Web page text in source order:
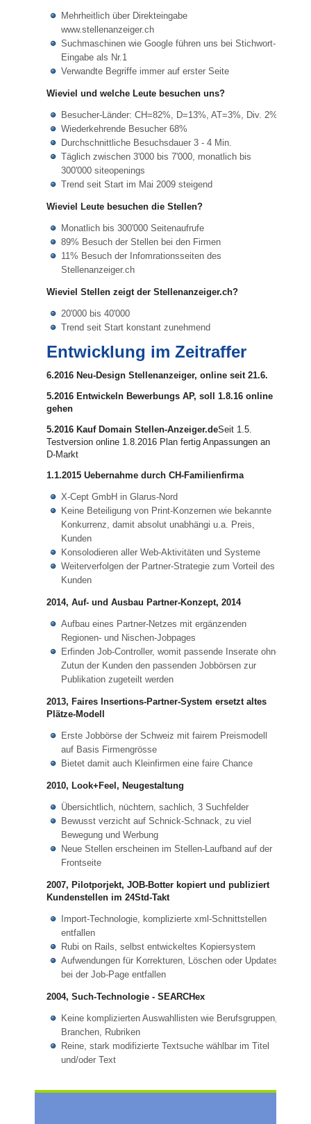
Mehrheitlich über Direkteingabe
www.stellenanzeiger.ch
Suchmaschinen wie Google führen uns bei Stichwort-
Eingabe als Nr.1
Verwandte Begriffe immer auf erster Seite
Wieviel und welche Leute besuchen uns?
Besucher-Länder: CH=82%, D=13%, AT=3%, Div. 2%
Wiederkehrende Besucher 68%
Durchschnittliche Besuchsdauer 3 - 4 Min.
Täglich zwischen 3'000 bis 7'000, monatlich bis
300'000 siteopenings
Trend seit Start im Mai 2009 steigend
Wieviel Leute besuchen die Stellen?
Monatlich bis 300'000 Seitenaufrufe
89% Besuch der Stellen bei den Firmen
11% Besuch der Infomrationsseiten des
Stellenanzeiger.ch
Wieviel Stellen zeigt der Stellenanzeiger.ch?
20'000 bis 40'000
Trend seit Start konstant zunehmend
Entwicklung im Zeitraffer
6.2016 Neu-Design Stellenanzeiger, online seit 21.6.
5.2016 Entwickeln Bewerbungs AP, soll 1.8.16 online
gehen
5.2016 Kauf Domain Stellen-Anzeiger.deSeit 1.5.
Testversion online 1.8.2016 Plan fertig Anpassungen an
D-Markt
1.1.2015 Uebernahme durch CH-Familienfirma
X-Cept GmbH in Glarus-Nord
Keine Beteiligung von Print-Konzernen wie bekannte
Konkurrenz, damit absolut unabhängi u.a. Preis,
Kunden
Konsolodieren aller Web-Aktivitäten und Systeme
Weiterverfolgen der Partner-Strategie zum Vorteil des
Kunden
2014, Auf- und Ausbau Partner-Konzept, 2014
Aufbau eines Partner-Netzes mit ergänzenden
Regionen- und Nischen-Jobpages
Erfinden Job-Controller, womit passende Inserate ohne
Zutun der Kunden den passenden Jobbörsen zur
Publikation zugeteilt werden
2013, Faires Insertions-Partner-System ersetzt altes
Plätze-Modell
Erste Jobbörse der Schweiz mit fairem Preismodell
auf Basis Firmengrösse
Bietet damit auch Kleinfirmen eine faire Chance
2010, Look+Feel, Neugestaltung
Übersichtlich, nüchtern, sachlich, 3 Suchfelder
Bewusst verzicht auf Schnick-Schnack, zu viel
Bewegung und Werbung
Neue Stellen erscheinen im Stellen-Laufband auf der
Frontseite
2007, Pilotporjekt, JOB-Botter kopiert und publiziert
Kundenstellen im 24Std-Takt
Import-Technologie, komplizierte xml-Schnittstellen
entfallen
Rubi on Rails, selbst entwickeltes Kopiersystem
Aufwendungen für Korrekturen, Löschen oder Updates
bei der Job-Page entfallen
2004, Such-Technologie - SEARCHex
Keine komplizierten Auswahllisten wie Berufsgruppen,
Branchen, Rubriken
Reine, stark modifizierte Textsuche wählbar im Titel
und/oder Text